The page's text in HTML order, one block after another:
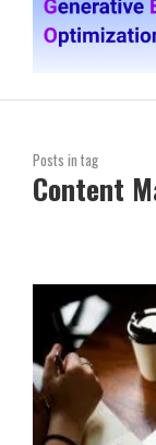
Posts in tag
Content